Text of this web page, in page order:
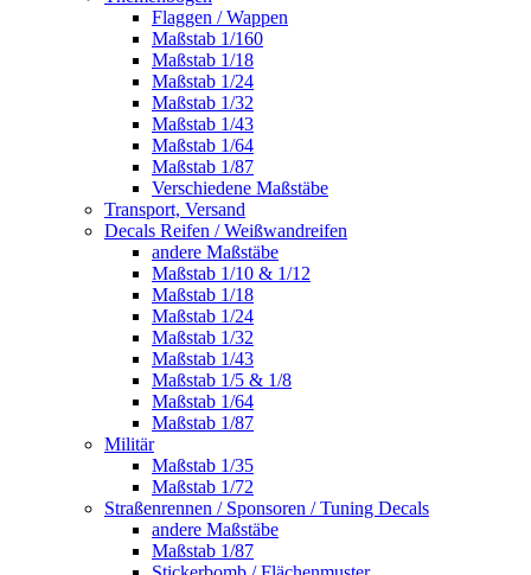
Flaggen / Wappen
Maßstab 1/160
Maßstab 1/18
Maßstab 1/24
Maßstab 1/32
Maßstab 1/43
Maßstab 1/64
Maßstab 1/87
Verschiedene Maßstäbe
Transport, Versand
Decals Reifen / Weißwandreifen
andere Maßstäbe
Maßstab 1/10 & 1/12
Maßstab 1/18
Maßstab 1/24
Maßstab 1/32
Maßstab 1/43
Maßstab 1/5 & 1/8
Maßstab 1/64
Maßstab 1/87
Militär
Maßstab 1/35
Maßstab 1/72
Straßenrennen / Sponsoren / Tuning Decals
andere Maßstäbe
Maßstab 1/87